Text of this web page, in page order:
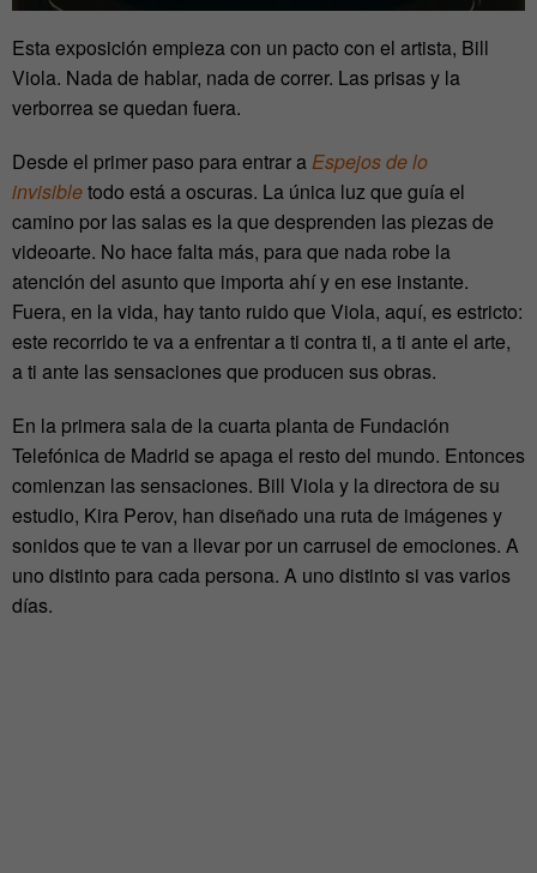
Esta exposición empieza con un pacto con el artista, Bill
Viola. Nada de hablar, nada de correr. Las prisas y la
verborrea se quedan fuera.
Desde el primer paso para entrar a Espejos de lo
invisibletodo está a oscuras. La única luz que guía el
camino por las salas es la que desprenden las piezas de
videoarte. No hace falta más, para que nada robe la
atención del asunto que importa ahí y en ese instante.
Fuera, en la vida, hay tanto ruido que Viola, aquí, es estricto:
este recorrido te va a enfrentar a ti contra ti, a ti ante el arte,
a ti ante las sensaciones que producen sus obras.
En la primera sala de la cuarta planta de Fundación
Telefónica de Madrid se apaga el resto del mundo. Entonces
comienzan las sensaciones. Bill Viola y la directora de su
estudio, Kira Perov, han diseñado una ruta de imágenes y
sonidos que te van a llevar por un carrusel de emociones. A
uno distinto para cada persona. A uno distinto si vas varios
días.